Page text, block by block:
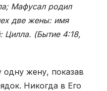
Мафусал родил
две жены: имя
Цилла. (Бытие 4:18,
одну жену, показав
Никогда в Его